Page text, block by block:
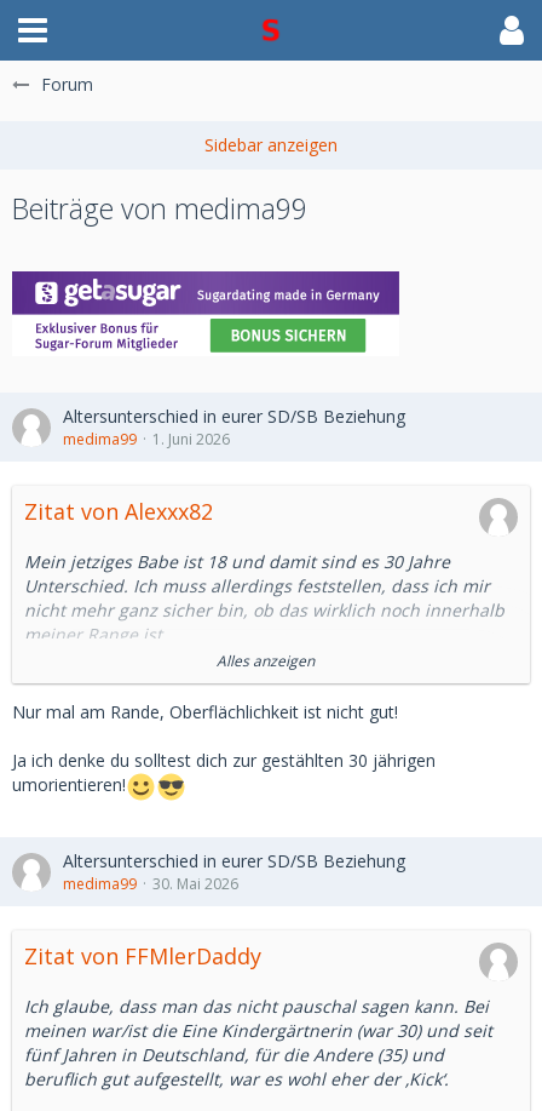
Forum
Beiträge von medima99
Altersunterschied in eurer SD/SB Beziehung
medima99 1. Juni 2026
Zitat von Alexxx82
Mein jetziges Babe ist 18 und damit sind es 30 Jahre
Unterschied. Ich muss allerdings feststellen, dass ich mir
nicht mehr ganz sicher bin, ob das wirklich noch innerhalb
meiner Range ist.
Ich mag ihre Unbekümmertheit und durchaus auch ihre
jugendliche Naivität, die mich genau in meiner Rolle
abholen. Von ihrem jungen, knackigen Körper ganz zu
schweigen. Ihr Motivation ist für mich auch in Ordnung.
Weniger Geldmangel, eher Geldbedarf für die schönen
Dinge des Lebens. Das ist dann eine bewusste Entscheidung
und für mich in Ordnung.
Auf der anderen Seite könnte ich mir durchaus auch ein
Verhältnis zu einer Frau vorstellen, die um die 30 ist. Man
Regel nicht hat, ist auch nicht zu verachten
Ja, ich bin weitestgehend oberflächlich, dennoch ist mir eine
gewisse persönliche Nähe wichtig und die wird für mich
umso schwieriger, je größer der Altersunterschied ist. Aber
das ist ein höchst individueller Faktor, den ich nicht von mir
auf andere übertragen würde.
Alles anzeigen
Nur mal am Rande, Oberflächlichkeit ist nicht gut!
Ja ich denke du solltest dich zur gestählten 30 jährigen
umorientieren!
Altersunterschied in eurer SD/SB Beziehung
medima99 30. Mai 2026
Zitat von FFMlerDaddy
Ich glaube, dass man das nicht pauschal sagen kann. Bei
meinen war/ist die Eine Kindergärtnerin (war 30) und seit
fünf Jahren in Deutschland, für die Andere (35) und
beruflich gut aufgestellt, war es wohl eher der ‚Kick‘.